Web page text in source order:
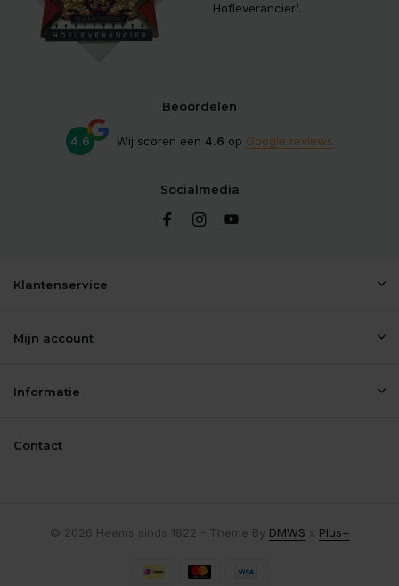
Hofleverancier'.
Beoordelen
4.6 Wij scoren een 4.6 op Google reviews
Socialmedia
Klantenservice
Mijn account
Informatie
Contact
© 2026 Heems sinds 1822 - Theme By DMWS x Plus+